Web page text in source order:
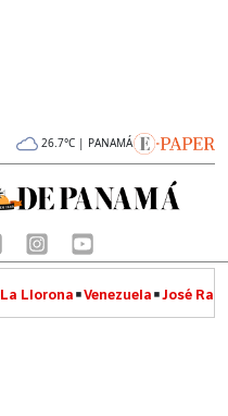
26.7°C | PANAMÁ
La Llorona Venezuela José